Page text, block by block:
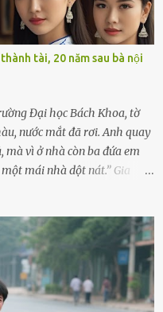
– Ông Minh cười
và con gái ríu rít chuẩn bị mà
vì còn bận buôn bán ở chợ,
chầm lấy mẹ trước khi đi:
Chiếc xe khách lăn
tài, 20 năm sau bà nội
Đại học Bách Khoa, tờ
nước mắt đã rơi. Anh quay
vì ở nhà còn ba đứa em
mái nhà dột nát.” Gia
vai gầy guộc của bà nội –
là Trí, lúc đó mới chỉ 17 tuổi.
12 nhưng đã biết làm ruộng,
lại tất tả về đi học. Người
học giỏi mà hiền, sau này